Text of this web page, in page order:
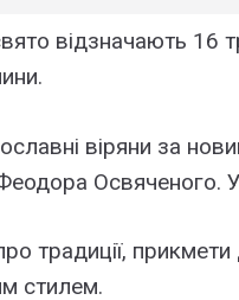
відзначають 16
віряни за
Освяченого.
традиції,
стилем.